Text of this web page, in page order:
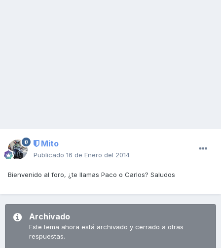
Mito
Publicado 16 de Enero del 2014
Bienvenido al foro, ¿te llamas Paco o Carlos? Saludos
Archivado
Este tema ahora está archivado y cerrado a otras
respuestas.